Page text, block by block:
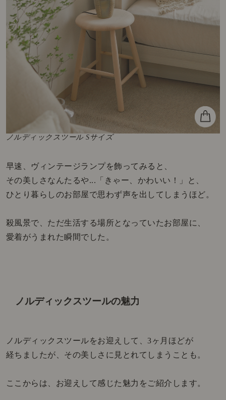
ノルディックスツール Sサイズ
早速、ヴィンテージランプを飾ってみると、
その美しさなんたるや...「きゃー、かわいい！」と、
ひとり暮らしのお部屋で思わず声を出してしまうほど。
殺風景で、ただ生活する場所となっていたお部屋に、
愛着がうまれた瞬間でした。
ノルディックスツールの魅力
ノルディックスツールをお迎えして、3ヶ月ほどが
経ちましたが、その美しさに見とれてしまうことも。
ここからは、お迎えして感じた魅力をご紹介します。